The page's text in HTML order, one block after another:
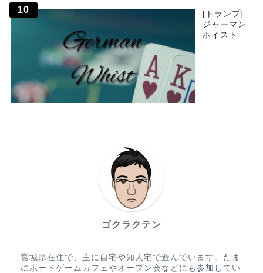
[トランプ]
ジャーマン
ホイスト
ゴクラクテン
宮城県在住で、主に自宅や知人宅で遊んでいます。たま
にボードゲームカフェやオープン会などにも参加してい